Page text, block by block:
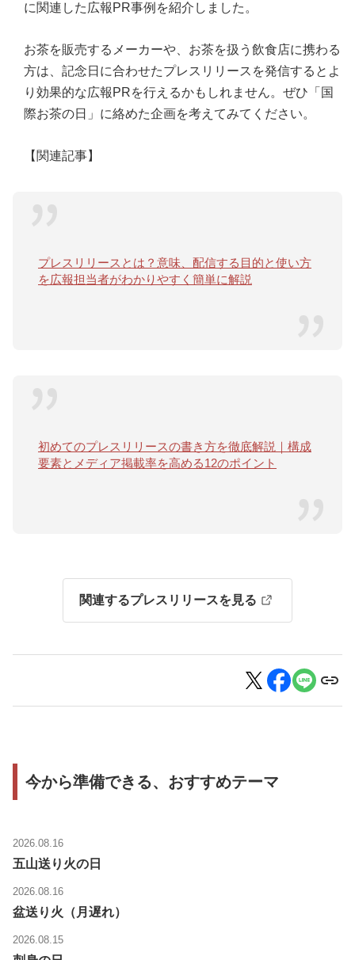
に関連した広報PR事例を紹介しました。
お茶を販売するメーカーや、お茶を扱う飲食店に携わる
方は、記念日に合わせたプレスリリースを発信するとよ
り効果的な広報PRを行えるかもしれません。ぜひ「国
際お茶の日」に絡めた企画を考えてみてください。
【関連記事】
プレスリリースとは？意味、配信する目的と使い方
を広報担当者がわかりやすく簡単に解説
初めてのプレスリリースの書き方を徹底解説｜構成
要素とメディア掲載率を高める12のポイント
関連するプレスリリースを見る
今から準備できる、おすすめテーマ
2026.08.16
五山送り火の日
2026.08.16
盆送り火（月遅れ）
2026.08.15